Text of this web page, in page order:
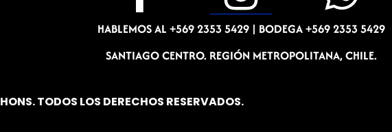
a
c
e
n
s
t
h
a
HABLEMOS AL +569 2353 5429 | BODEGA +569 2353 5429
SANTIAGO CENTRO. REGIÓN METROPOLITANA, CHILE.
TODOS LOS DERECHOS RESERVADOS.